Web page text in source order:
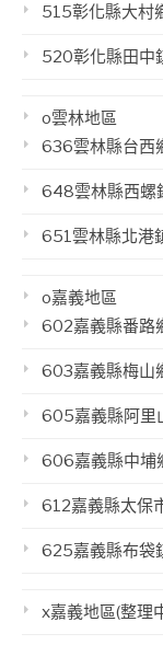
515彰化縣大村
520彰化縣田中
o雲林地區
636雲林縣台西
648雲林縣西螺
651雲林縣北港
o嘉義地區
602嘉義縣番路
603嘉義縣梅山
605嘉義縣阿里
606嘉義縣中埔
612嘉義縣太保
625嘉義縣布袋
x嘉義地區(整理